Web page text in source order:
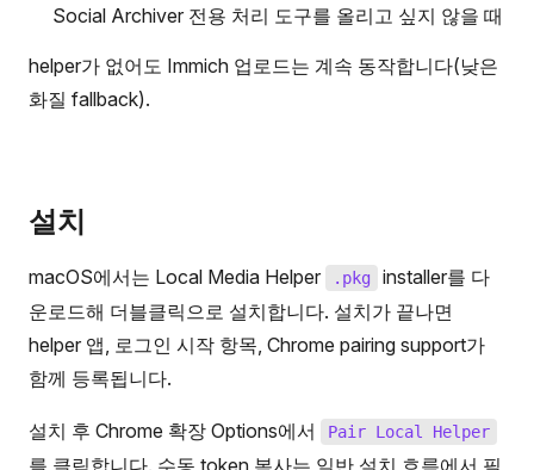
Social Archiver 전용 처리 도구를 올리고 싶지 않을 때
helper가 없어도 Immich 업로드는 계속 동작합니다(낮은
화질 fallback).
설치
macOS에서는 Local Media Helper .pkg
installer를 다
운로드해 더블클릭으로 설치합니다. 설치가 끝나면
helper 앱, 로그인 시작 항목, Chrome pairing support가
함께 등록됩니다.
설치 후 Chrome 확장 Options에서 Pair Local Helper
를 클릭합니다. 수동 token 복사는 일반 설치 흐름에서 필